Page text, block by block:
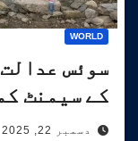
WORLD
سوئس
کے سیمنٹ
کیس کی
دسمبر 22, 2025